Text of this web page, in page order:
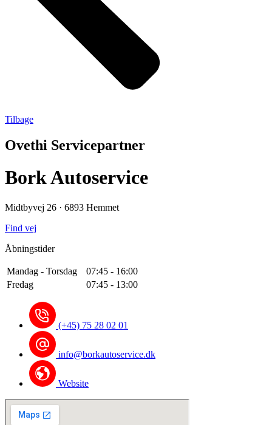
Tilbage
Ovethi Servicepartner
Bork Autoservice
Midtbyvej 26 · 6893 Hemmet
Find vej
Åbningstider
Mandag - Torsdag
07:45 - 16:00
Fredag
07:45 - 13:00
(+45) 75 28 02 01
info@borkautoservice.dk
Website